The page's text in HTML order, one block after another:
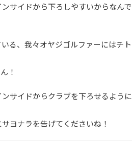
サイドから下ろしやすいからなんで
る、我々オヤジゴルファーにはチト
！
サイドからクラブを下ろせるように
ヨナラを告げてくださいね！